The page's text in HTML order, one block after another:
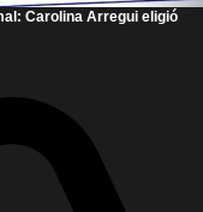
Carolina Arregui eligió